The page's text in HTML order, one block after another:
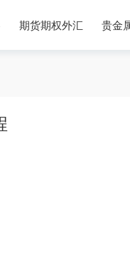
期货期权外汇 贵金